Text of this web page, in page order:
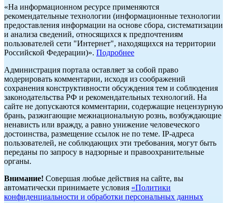
«На информационном ресурсе применяются
рекомендательные технологии (информационные технологии
предоставления информации на основе сбора, систематизации
и анализа сведений, относящихся к предпочтениям
пользователей сети "Интернет", находящихся на территории
Российской Федерации)». Подробнее
Администрация портала оставляет за собой право
модерировать комментарии, исходя из соображений
сохранения конструктивности обсуждения тем и соблюдения
законодательства РФ и рекомендательных технологий. На
сайте не допускаются комментарии, содержащие нецензурную
брань, разжигающие межнациональную рознь, возбуждающие
ненависть или вражду, а равно унижение человеческого
достоинства, размещение ссылок не по теме. IP-адреса
пользователей, не соблюдающих эти требования, могут быть
переданы по запросу в надзорные и правоохранительные
органы.
Внимание! Совершая любые действия на сайте, вы
автоматически принимаете условия «Политики
конфиденциальности и обработки персональных данных